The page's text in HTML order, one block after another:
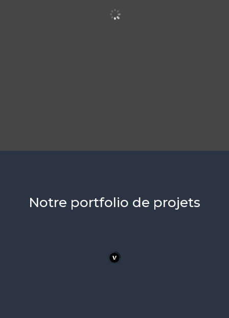
Notre portfolio de projets